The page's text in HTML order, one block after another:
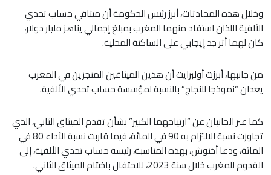
وخلال هذه المحادثات، أبرز رئيس الحكومة أن ميثاقي حساب تحدي
الألفية اللذان استفاد منهما المغرب بمبلغ إجمالي يناهز مليار دولار،
كان لهما أثر جد إيجابي على الساكنة المحلية.
من جانبها، أبرزت أولبرايت أن هذين الميثاقين المنجزين في المغرب
يعدان “نموذجا للنجاج” بالنسبة لمؤسسة حساب تحدي الألفية.
كما عبر الجانبان عن “ارتياحهما الكبير” بشأن تقدم الميثاق الثاني، الذي
تجاوزت نسبة الالتزام به 90 في المائة، فيما قاربت نسبة الأداء 80 في
المائة، ودعا أخنوش، بهذه المناسبة، رئيسة حساب تحدي الألفية، إلى
القدوم للمغرب خلال سنة 2023، للاحتفال باختتام الميثاق الثاني.